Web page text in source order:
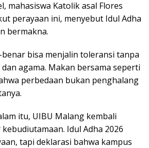
mahasiswa Katolik asal Flores
perayaan ini, menyebut Idul Adha
bermakna.
bisa menjalin toleransi tanpa
agama. Makan bersama seperti
perbedaan bukan penghalang
itu, UIBU Malang kembali
Idul Adha 2026
tapi deklarasi bahwa kampus